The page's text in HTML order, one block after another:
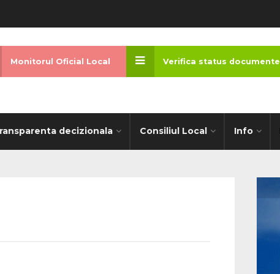
decizionala Consiliul Local Info
Monitorul Oficial Local Verifica status documente